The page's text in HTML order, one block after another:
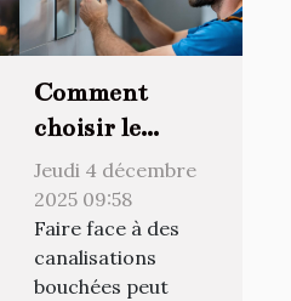
Comment
choisir le
meilleur service
de débouchage
pour vos
canalisations ?
Jeudi 4 décembre
2025 09:58
Faire face à des
canalisations
bouchées peut